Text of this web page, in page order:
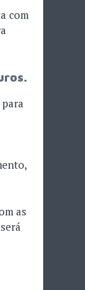
com
as